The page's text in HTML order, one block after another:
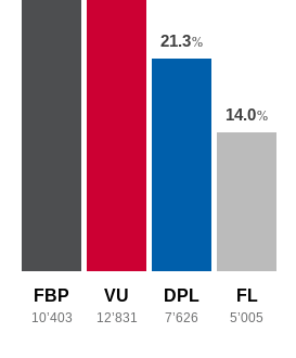
FBP
10’403
VU
12’831
21.3%
DPL
7’626
14.0%
FL
5’005